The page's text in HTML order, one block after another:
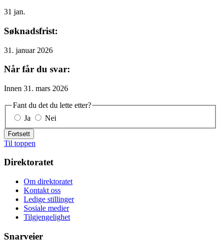
31 jan.
Søknadsfrist:
31. januar 2026
Når får du svar:
Innen 31. mars 2026
Fant du det du lette etter?
Ja
Nei
Fortsett
Til toppen
Direktoratet
Om direktoratet
Kontakt oss
Ledige stillinger
Sosiale medier
Tilgjengelighet
Snarveier